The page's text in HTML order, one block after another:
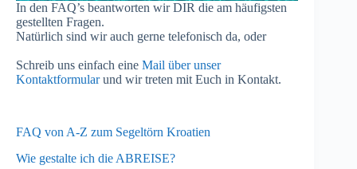
In den FAQ’s beantworten wir DIR die am häufigsten
gestellten Fragen.
Natürlich sind wir auch gerne telefonisch da, oder
Schreib uns einfach eine Mail über unser
Kontaktformularund wir treten mit Euch in Kontakt.
FAQ von A-Z zum Segeltörn Kroatien
Wie gestalte ich die ABREISE?